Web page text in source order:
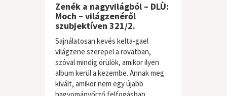
Zenék a nagyvilágból – DLÙ:
Moch – világzenéről
szubjektíven 321/2.
Sajnálatosan kevés kelta-gael
világzene szerepel a rovatban,
szóval mindig örülök, amikor ilyen
album kerül a kezembe. Annak meg
kivált, amikor nem egy újabb